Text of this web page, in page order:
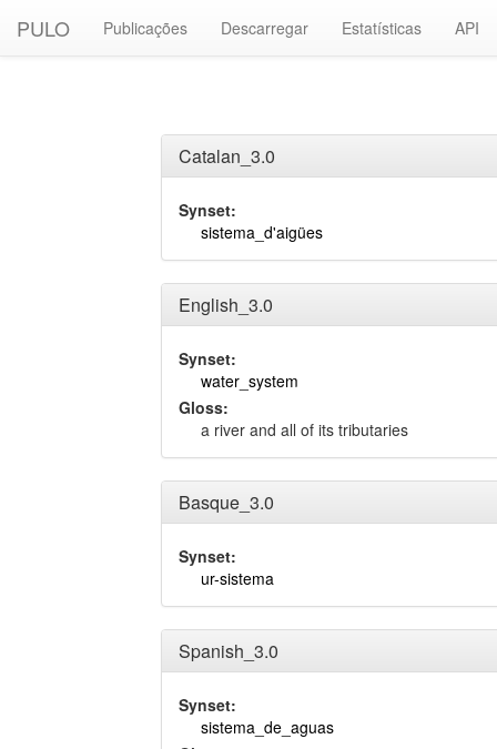
PULO Publicações Descarregar Estatísticas API
Catalan_3.0
Synset:
sistema_d'aigües
English_3.0
Synset:
water_system
Gloss:
a river and all of its tributaries
Basque_3.0
Synset:
ur-sistema
Spanish_3.0
Synset:
sistema_de_aguas